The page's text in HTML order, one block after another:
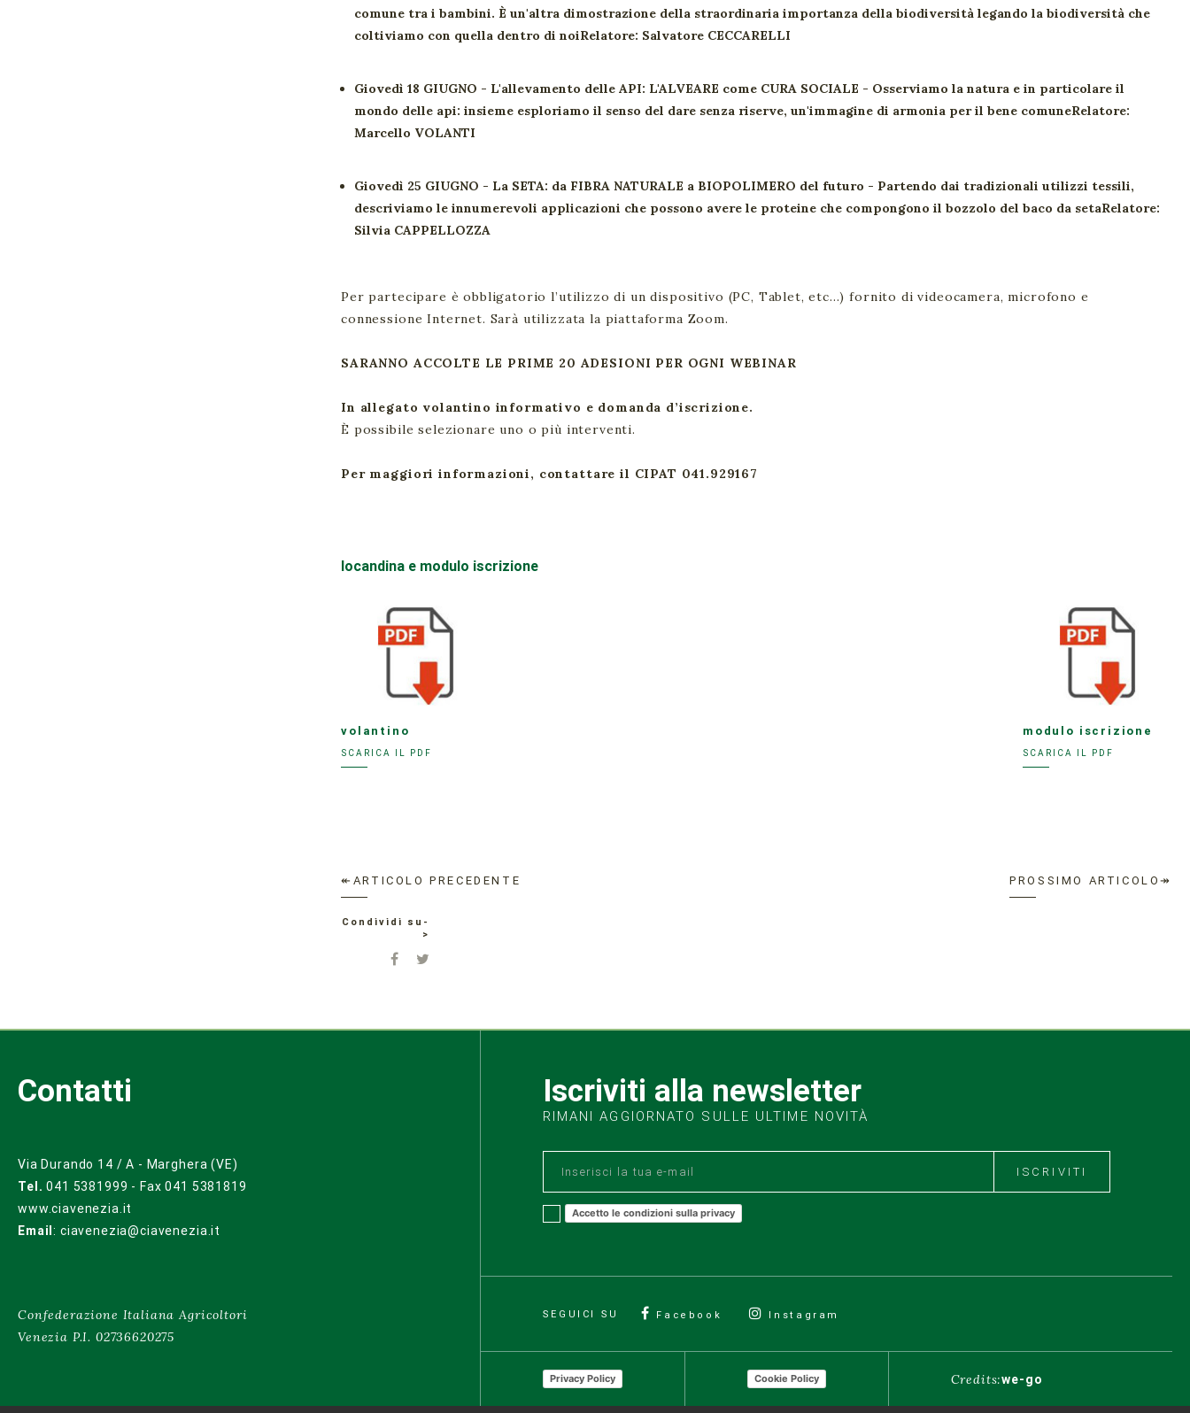
comune tra i bambini. È un'altra dimostrazione della straordinaria importanza della biodiversità legando la biodiversità che
coltiviamo con quella dentro di noiRelatore: Salvatore CECCARELLI
Giovedì 18 GIUGNO - L'allevamento delle API: L'ALVEARE come CURA SOCIALE - Osserviamo la natura e in particolare il
mondo delle api: insieme esploriamo il senso del dare senza riserve, un'immagine di armonia per il bene comuneRelatore:
Marcello VOLANTI
Giovedì 25 GIUGNO - La SETA: da FIBRA NATURALE a BIOPOLIMERO del futuro - Partendo dai tradizionali utilizzi tessili,
descriviamo le innumerevoli applicazioni che possono avere le proteine che compongono il bozzolo del baco da setaRelatore:
Silvia CAPPELLOZZA
Per partecipare è obbligatorio l’utilizzo di un dispositivo (PC, Tablet, etc...) fornito di videocamera, microfono e
connessione Internet. Sarà utilizzata la piattaforma Zoom.
SARANNO ACCOLTE LE PRIME 20 ADESIONI PER OGNI WEBINAR
In allegato volantino informativo e domanda d’iscrizione.
È possibile selezionare uno o più interventi.
Per maggiori informazioni, contattare il CIPAT 041.929167
locandina e modulo iscrizione
volantino
SCARICA IL PDF
modulo iscrizione
SCARICA IL PDF
↞ARTICOLO PRECEDENTE PROSSIMO ARTICOLO↠
Condividi su-
>
Contatti
Via Durando 14 / A - Marghera (VE)
Tel. 041 5381999 - Fax 041 5381819
www.ciavenezia.it
Email: ciavenezia@ciavenezia.it
Confederazione Italiana Agricoltori
Venezia P.I. 02736620275
Iscriviti alla newsletter
RIMANI AGGIORNATO SULLE ULTIME NOVITÀ
ISCRIVITI
Accetto le condizioni sulla privacy
SEGUICI SU Facebook Instagram
Privacy Policy Cookie Policy Credits:we-go